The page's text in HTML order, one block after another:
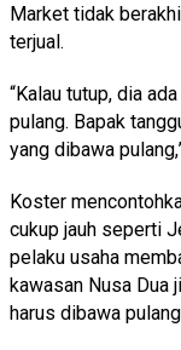
Market tidak
terjual.
“Kalau tutup, dia
pulang. Bapak
yang dibawa
Koster
cukup jauh seperti
pelaku usaha
kawasan Nusa Dua
harus dibawa